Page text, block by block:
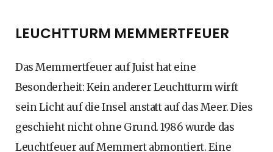
LEUCHTTURM MEMMERTFEUER
Das Memmertfeuer auf Juist hat eine
Besonderheit: Kein anderer Leuchtturm wirft
sein Licht auf die Insel anstatt auf das Meer. Dies
geschieht nicht ohne Grund. 1986 wurde das
Leuchtfeuer auf Memmert abmontiert. Eine